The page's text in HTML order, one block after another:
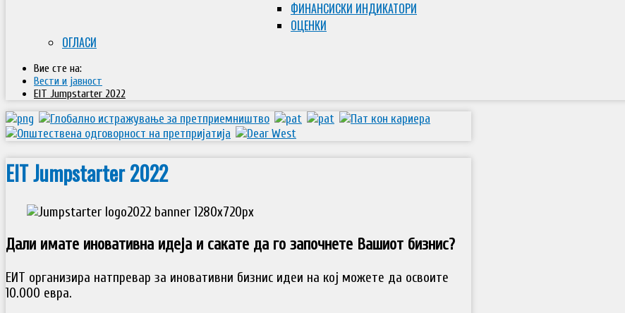
ФИНАНСИСКИ ИНДИКАТОРИ
ОЦЕНКИ
ОГЛАСИ
Вие сте на:
Вести и јавност
EIT Jumpstarter 2022
EIT Jumpstarter 2022
Дали имате иновативна идеја и сакате да го започнете Вашиот бизнис?
ЕИТ организира натпревар за иновативни бизнис идеи на кој можете да освоите
10.000 евра.